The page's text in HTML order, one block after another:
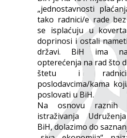
„jednostavnosti
tako radnici/e rade
se isplaćuju u
doprinosi i ostali
državi. BiH ima
opterećenja na rad što
štetu i
poslodavcima/kama
poslovati u BiH.
Na osnovu raznih
istraživanja
BiH, dolazimo do